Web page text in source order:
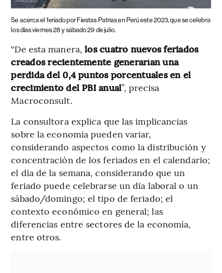
Se acerca el feriado por Fiestas Patrias en Perú este 2023, que se celebra
los días viernes 28 y sábado 29 de julio.
“De esta manera,los cuatro nuevos feriados
creados recientemente generarían una
perdida del 0,4 puntos porcentuales en el
crecimiento del PBI anual”, precisa
Macroconsult.
La consultora explica que las implicancias
sobre la economía pueden variar,
considerando aspectos como la distribución y
concentración de los feriados en el calendario;
el día de la semana, considerando que un
feriado puede celebrarse un día laboral o un
sábado/domingo; el tipo de feriado; el
contexto económico en general; las
diferencias entre sectores de la economía,
entre otros.